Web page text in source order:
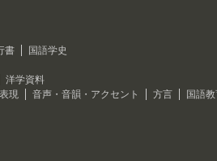
書
国語学史
洋学資料
現 音声・音韻・アクセント 方言
国語